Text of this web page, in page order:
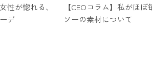
性が惚れる、
デ
【CEOコラム】私がほ
ソーの素材について